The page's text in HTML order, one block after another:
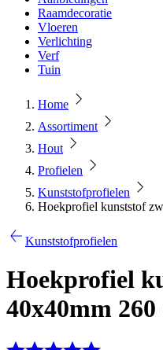
Raamdecoratie
Vloeren
Verlichting
Verf
Tuin
Home
Assortiment
Hout
Profielen
Kunststofprofielen
Hoekprofiel kunststof
Kunststofprofielen
Hoekprofiel
40x40mm 260